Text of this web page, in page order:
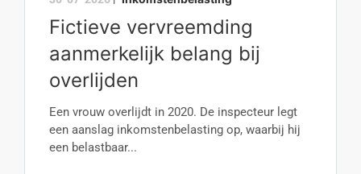
Fictieve vervreemding
aanmerkelijk belang bij
overlijden
Een vrouw overlijdt in 2020. De inspecteur legt
een aanslag inkomstenbelasting op, waarbij hij
een belastbaar...